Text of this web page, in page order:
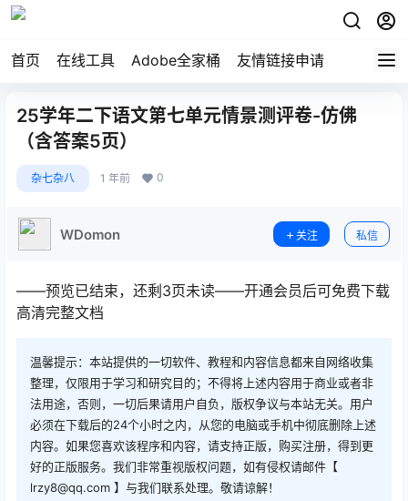
首页 在线工具 Adobe全家桶 友情链接申请
25学年二下语文第七单元情景测评卷-仿佛
（含答案5页）
杂七杂八 1 年前 0
WDomon 关注 私信
——预览已结束，还剩3页未读——开通会员后可免费下载
高清完整文档
温馨提示：本站提供的一切软件、教程和内容信息都来自网络收集
整理，仅限用于学习和研究目的；不得将上述内容用于商业或者非
法用途，否则，一切后果请用户自负，版权争议与本站无关。用户
必须在下载后的24个小时之内，从您的电脑或手机中彻底删除上述
内容。如果您喜欢该程序和内容，请支持正版，购买注册，得到更
好的正版服务。我们非常重视版权问题，如有侵权请邮件【
lrzy8@qq.com 】与我们联系处理。敬请谅解！